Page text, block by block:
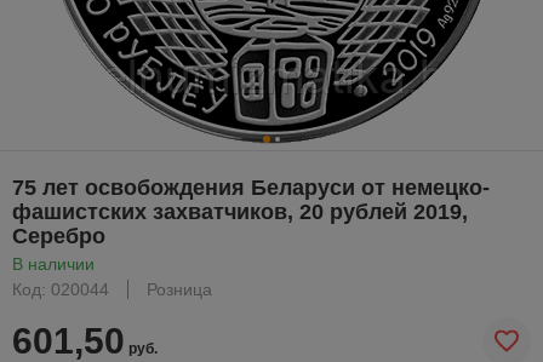
75 лет освобождения Беларуси от немецко-
фашистских захватчиков, 20 рублей 2019,
Серебро
В наличии
Код: 020044
Розница
601,50 руб.